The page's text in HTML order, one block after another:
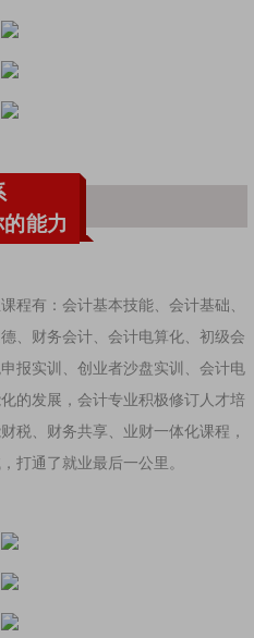
能力
程有：会计基本技能、会计基础、
、财务会计、会计电算化、初级会
报实训、创业者沙盘实训、会计电
的发展，会计专业积极修订人才培
税、财务共享、业财一体化课程，
打通了就业最后一公里。